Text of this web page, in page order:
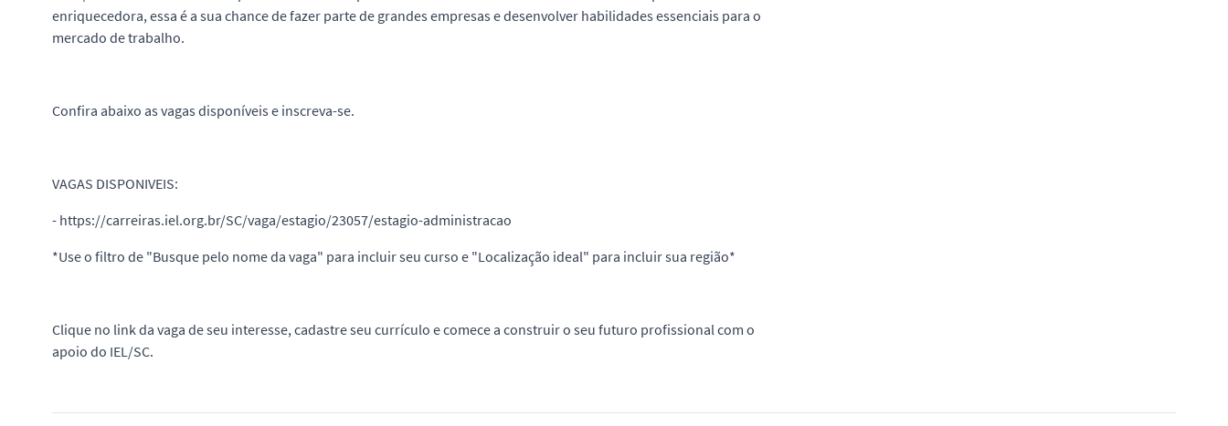
enriquecedora, essa é a sua chance de fazer parte de grandes empresas e desenvolver habilidades essenciais para o
mercado de trabalho.
Confira abaixo as vagas disponíveis e inscreva-se.
VAGAS DISPONIVEIS:
- https://carreiras.iel.org.br/SC/vaga/estagio/23057/estagio-administracao
*Use o filtro de "Busque pelo nome da vaga" para incluir seu curso e "Localização ideal" para incluir sua região*
Clique no link da vaga de seu interesse, cadastre seu currículo e comece a construir o seu futuro profissional com o
apoio do IEL/SC.